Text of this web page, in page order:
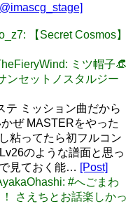
【Secret Cosmos】
ミツ帽子👒
ンセットノスタルジー
テ ミッション曲だから
ぜ MASTERをやった
粘ってたら初フルコン
のような譜面と思っ
見ておく能… [Post]
#へごまわ
さえちとお話楽しかっ